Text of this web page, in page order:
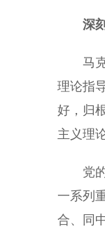
深
马克
理论指
好，归
主义理
党的
一系列
合、同